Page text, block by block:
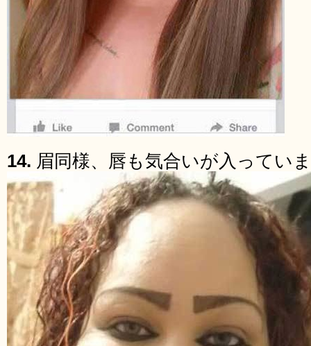
14. 眉同様、唇も気合いが入ってい